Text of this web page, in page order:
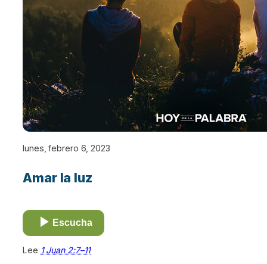
lunes, febrero 6, 2023
Amar la luz
Escucha
Lee 1 Juan 2:7–11